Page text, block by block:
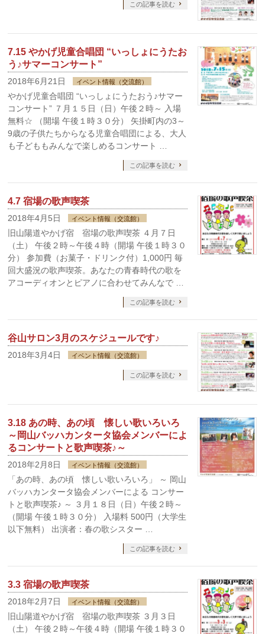
この記事を読む
7.15 やかげ児童合唱団 “いっしょにうたお
う♪サマーコンサート”
2018年6月21日 イベント情報（交流館）
やかげ児童合唱団 “いっしょにうたおう♪サマー
コンサート” ７月１５日（日）午後２時～ 入場
無料☆ （開場 午後１時３０分） 矢掛町内の3～
9歳の子供たちからなる児童合唱団による、大人
も子どももみんなで楽しめるコンサート …
この記事を読む
4.7 宿場の歌声喫茶
2018年4月5日 イベント情報（交流館）
旧山陽道やかげ宿 宿場の歌声喫茶 ４月７日
（土） 午後２時～午後４時（開場 午後１時３０
分） 参加費（お菓子・ドリンク付）1,000円 毎
回大盛況の歌声喫茶。あなたの青春時代の歌を
アコーディオンとピアノに合わせてみんなで …
この記事を読む
谷山サロン3月のスケジュールです♪
2018年3月4日 イベント情報（交流館）
この記事を読む
3.18 あの時、あの頃 懐しい歌いろいろ
～岡山バッハカンタータ協会メンバーによ
るコンサートと歌声喫茶♪～
2018年2月8日 イベント情報（交流館）
「あの時、あの頃 懐しい歌いろいろ」 ～ 岡山
バッハカンタータ協会メンバーによる コンサー
トと歌声喫茶♪ ～ ３月１８日（日）午後２時～
（開場 午後１時３０分） 入場料 500円（大学生
以下無料） 出演者：春の歌シスター …
この記事を読む
3.3 宿場の歌声喫茶
2018年2月7日 イベント情報（交流館）
旧山陽道やかげ宿 宿場の歌声喫茶 ３月３日
（土） 午後２時～午後４時（開場 午後１時３０